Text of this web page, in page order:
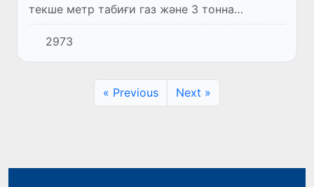
текше метр табиғи газ және 3 тонна
конденсат алынатын жаңа ұңғыма ашылды.
2973
« Previous Next »